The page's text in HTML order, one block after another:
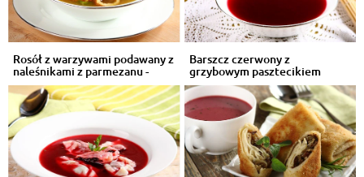
Rosół z warzywami podawany z
naleśnikami z parmezanu -
VIDEO
Barszcz czerwony z
grzybowym pasztecikiem